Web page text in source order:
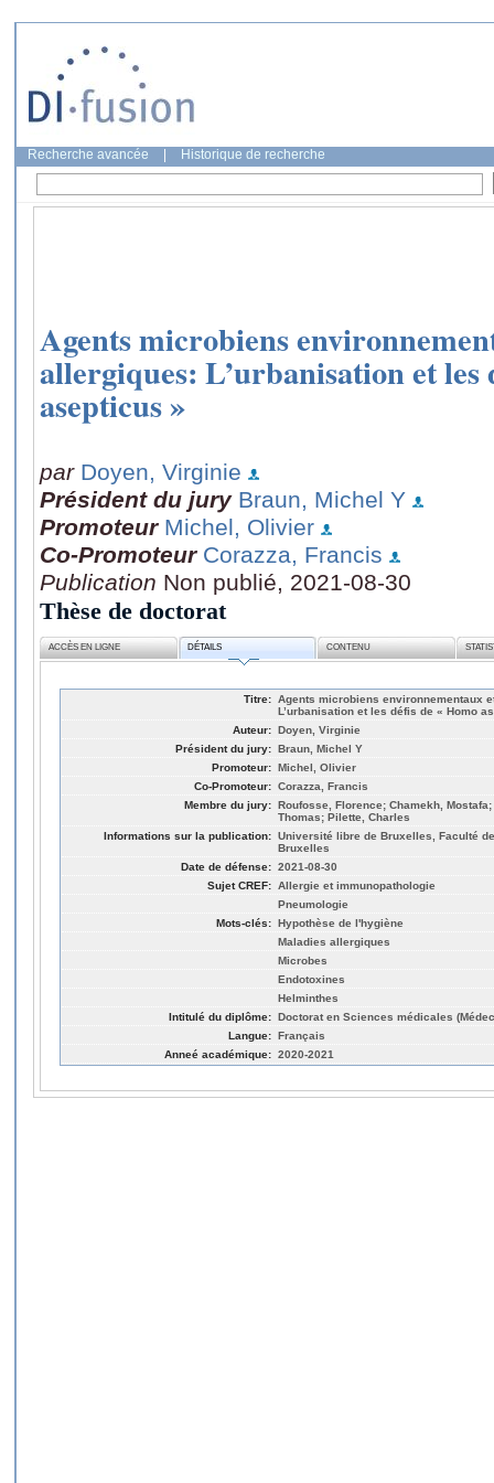
Recherche avancée Historique de recherche
Agents microbiens
allergiques: L’urbanisation et les
asepticus »
par Doyen, Virginie
Président du jury Braun, Michel Y
Promoteur Michel, Olivier
Co-Promoteur Corazza, Francis
Publication Non publié, 2021-08-30
Thèse de doctorat
ACCÈS EN LIGNE DÉTAILS CONTENU
Titre: Agents microbiens environnementaux
L’urbanisation et les défis de « Homo
Auteur: Doyen, Virginie
Président du jury: Braun, Michel Y
Promoteur: Michel, Olivier
Co-Promoteur: Corazza, Francis
Membre du jury: Roufosse, Florence; Chamekh,
Thomas; Pilette, Charles
Informations sur la publication: Université libre de Bruxelles, Faculté
Bruxelles
Date de défense: 2021-08-30
Sujet CREF: Allergie et immunopathologie
Pneumologie
Mots-clés: Hypothèse de l'hygiène
Maladies allergiques
Microbes
Endotoxines
Helminthes
Intitulé du diplôme: Doctorat en Sciences médicales
Langue: Français
Anneé académique: 2020-2021